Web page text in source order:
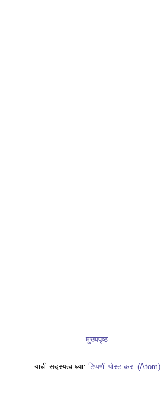
मुख्यपृष्ठ
याची सदस्यत्व घ्या: टिप्पणी पोस्ट करा (Atom)